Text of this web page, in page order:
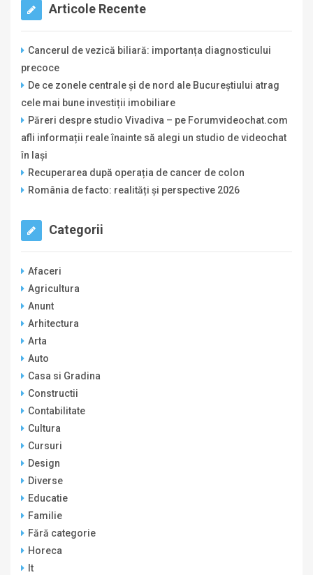
Articole Recente
Cancerul de vezică biliară: importanța diagnosticului
precoce
De ce zonele centrale și de nord ale Bucureștiului atrag
cele mai bune investiții imobiliare
Păreri despre studio Vivadiva – pe Forumvideochat.com
afli informații reale înainte să alegi un studio de videochat
în Iași
Recuperarea după operația de cancer de colon
România de facto: realități și perspective 2026
Categorii
Afaceri
Agricultura
Anunt
Arhitectura
Arta
Auto
Casa si Gradina
Constructii
Contabilitate
Cultura
Cursuri
Design
Diverse
Educatie
Familie
Fără categorie
Horeca
It